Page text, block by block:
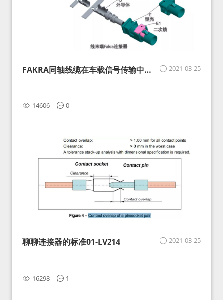
2021-03-25
FAKRA同轴线缆在车载信号传输中的
14606 0
2021-03-25
聊聊连接器的标准01-LV214
16298 1